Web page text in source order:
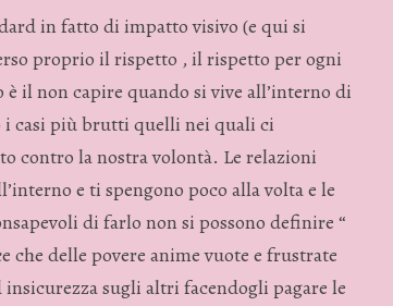
in fatto di impatto visivo (e qui si
proprio il rispetto , il rispetto per ogni
il non capire quando si vive all’interno di
i casi più brutti quelli nei quali ci
contro la nostra volontà. Le relazioni
e ti spengono poco alla volta e le
di farlo non si possono definire “
che delle povere anime vuote e frustrate
sugli altri facendogli pagare le